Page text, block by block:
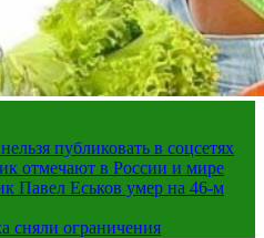
публиковать в соцсетях
отмечают в России и мире
Павел Еськов умер на 46-м
сняли ограничения